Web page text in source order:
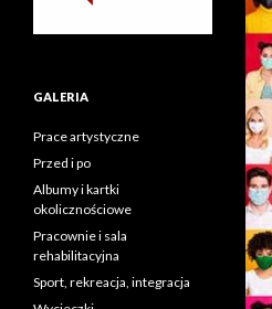
GALERIA
Prace artystyczne
Przed i po
Albumy i kartki
okolicznościowe
Pracownie i sala
rehabilitacyjna
Sport, rekreacja, integracja